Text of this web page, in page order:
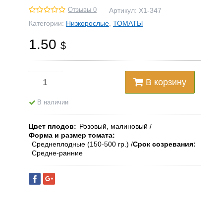
Отзывы 0 Артикул: Х1-347
Категории: Низкорослые ТОМАТЫ
1.50 $
В корзину
В наличии
Цвет плодов
Розовый, малиновый
Форма и размер томата
Среднеплодные (150-500 гр.) Срок созревания
Средне-ранние